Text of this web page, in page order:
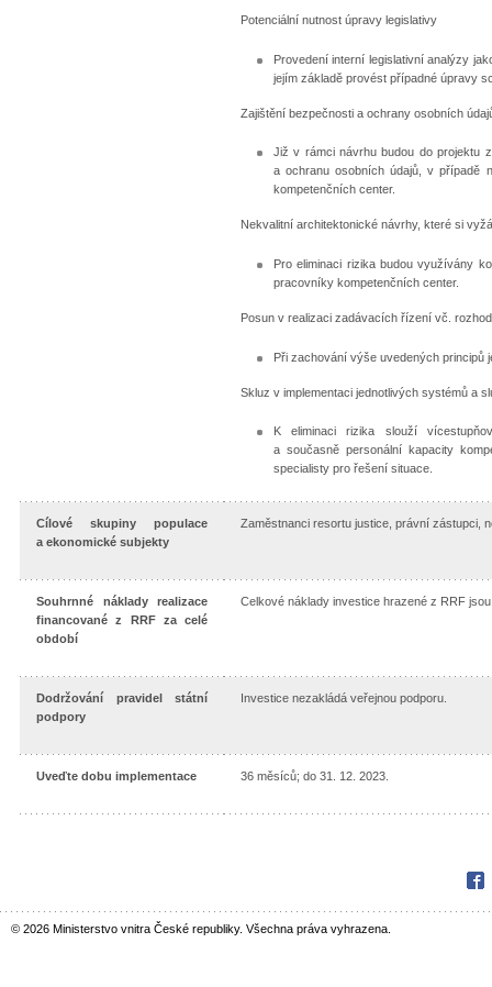
Potenciální nutnost úpravy legislativy
Provedení interní legislativní analýzy
jejím základě provést případné úpravy
Zajištění bezpečnosti a ochrany osobních
Již v rámci návrhu budou do projektu
a ochranu osobních údajů, v případě
kompetenčních center.
Nekvalitní architektonické návrhy, které si
Pro eliminaci rizika budou využívány
pracovníky kompetenčních center.
Posun v realizaci zadávacích řízení vč.
Při zachování výše uvedených principů
Skluz v implementaci jednotlivých systémů a
K eliminaci rizika slouží
a současně personální kapacity
specialisty pro řešení situace.
Cílové skupiny populace
a ekonomické subjekty
Zaměstnanci resortu justice, právní zástupci,
Souhrnné náklady realizace
financované z RRF za celé
období
Celkové náklady investice hrazené z RRF
Dodržování pravidel státní
podpory
Investice nezakládá veřejnou podporu.
Uveďte dobu implementace 36 měsíců; do 31. 12. 2023.
© 2026 Ministerstvo vnitra České republiky. Všechna práva vyhrazena.